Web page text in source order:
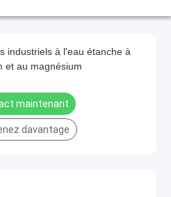
industriels à l'eau étanche à
et au magnésium
maintenant
davantage